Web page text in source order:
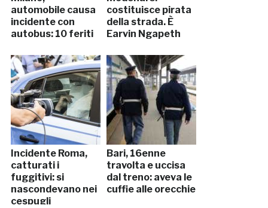
automobile causa
incidente con
autobus: 10 feriti
costituisce pirata
della strada. È
Earvin Ngapeth
Incidente Roma,
catturati i
fuggitivi: si
nascondevano nei
cespugli
Bari, 16enne
travolta e uccisa
dal treno: aveva le
cuffie alle orecchie